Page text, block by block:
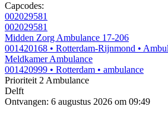
Capcodes:
002029581
002029581
Midden Zorg Ambulance 17-206
001420168 • Rotterdam-Rijnmond •
Meldkamer Ambulance
001420999 • Rotterdam • ambulance
Prioriteit 2 Ambulance
Delft
Ontvangen: 6 augustus 2026 om 09:49